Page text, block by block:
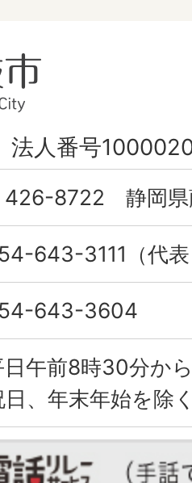
法人番号
426-8722 静岡県
643-3111（代
643-3604
日午前8時30分か
日、年末年始を除